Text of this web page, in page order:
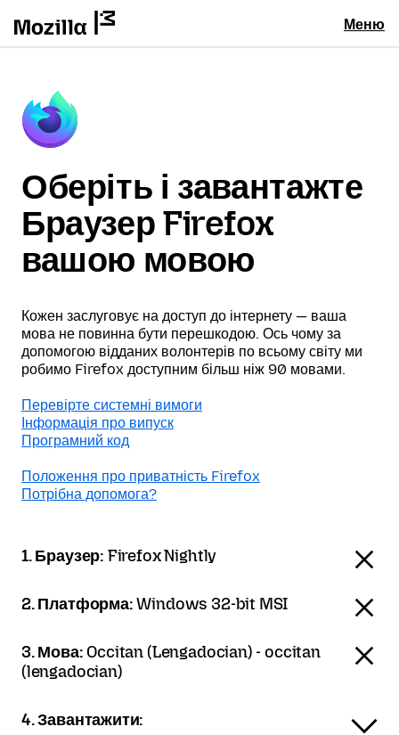
Меню
Оберіть і завантажте
Браузер Firefox
вашою мовою
Кожен заслуговує на доступ до інтернету — ваша
мова не повинна бути перешкодою. Ось чому за
допомогою відданих волонтерів по всьому світу ми
робимо Firefox доступним більш ніж 90 мовами.
Перевірте системні вимоги
Інформація про випуск
Програмний код
Положення про приватність Firefox
Потрібна допомога?
1. Браузер: Firefox Nightly
2. Платформа:Windows 32-bit MSI
3. Мова:Occitan (Lengadocian) - occitan
(lengadocian)
4. Завантажити: